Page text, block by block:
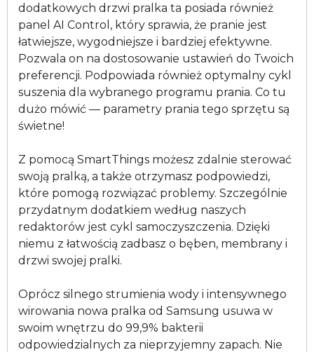
dodatkowych drzwi pralka ta posiada również
panel AI Control, który sprawia, że pranie jest
łatwiejsze, wygodniejsze i bardziej efektywne.
Pozwala on na dostosowanie ustawień do Twoich
preferencji. Podpowiada również optymalny cykl
suszenia dla wybranego programu prania. Co tu
dużo mówić — parametry prania tego sprzętu są
świetne!
Z pomocą SmartThings możesz zdalnie sterować
swoją pralką, a także otrzymasz podpowiedzi,
które pomogą rozwiązać problemy. Szczególnie
przydatnym dodatkiem według naszych
redaktorów jest cykl samoczyszczenia. Dzięki
niemu z łatwością zadbasz o bęben, membrany i
drzwi swojej pralki.
Oprócz silnego strumienia wody i intensywnego
wirowania nowa pralka od Samsung usuwa w
swoim wnętrzu do 99,9% bakterii
odpowiedzialnych za nieprzyjemny zapach. Nie